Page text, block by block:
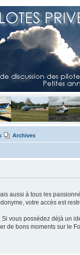
Archives
aussi à tous les
votre accès est
vous possédez déjà un
de bons moments sur le